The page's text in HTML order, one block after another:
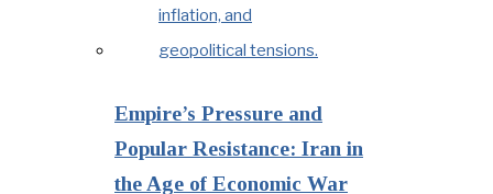
Empire’s Pressure and
Popular Resistance: Iran in
the Age of Economic War